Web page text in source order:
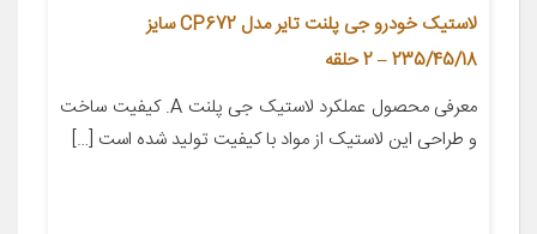
لاستیک خودرو جی پلنت تایر مدل CP672 سایز
235/45/18 – 2 حلقه
معرفی محصول عملکرد لاستیک جی پلنت A. کیفیت ساخت
و طراحی این لاستیک از مواد با کیفیت تولید شده است […]